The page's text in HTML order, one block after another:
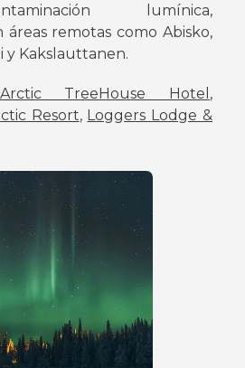
lumínica,
remotas como Abisko,
y Kakslauttanen.
Arctic TreeHouse Hotel ,
Resort, Loggers Lodge &